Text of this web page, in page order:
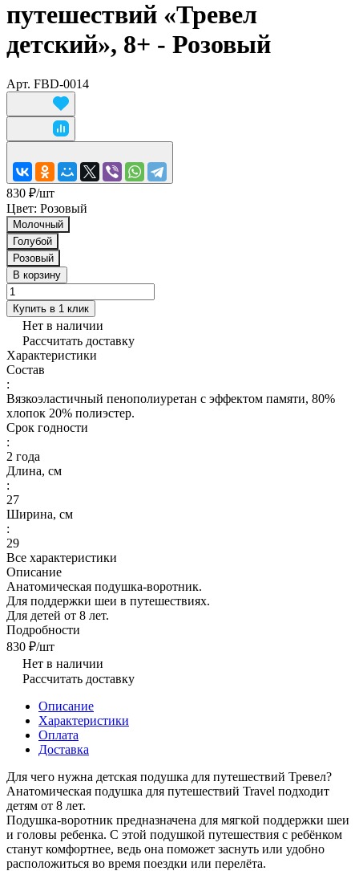
путешествий «Тревел
детский», 8+ - Розовый
Арт. FBD-0014
830 ₽/шт
Цвет: Розовый
Молочный
Голубой
Розовый
В корзину
Купить в 1 клик
Нет в наличии
Рассчитать доставку
Характеристики
Состав
:
Вязкоэластичный пенополиуретан с эффектом памяти, 80%
хлопок 20% полиэстер.
Срок годности
:
2 года
Длина, см
:
27
Ширина, см
:
29
Все характеристики
Описание
Анатомическая подушка-воротник.
Для поддержки шеи в путешествиях.
Для детей от 8 лет.
Подробности
830 ₽/шт
Нет в наличии
Рассчитать доставку
Описание
Характеристики
Оплата
Доставка
Для чего нужна детская подушка для путешествий Тревел?
Анатомическая подушка для путешествий Travel подходит
детям от 8 лет.
Подушка-воротник предназначена для мягкой поддержки шеи
и головы ребенка. С этой подушкой путешествия с ребёнком
станут комфортнее, ведь она поможет заснуть или удобно
расположиться во время поездки или перелёта.